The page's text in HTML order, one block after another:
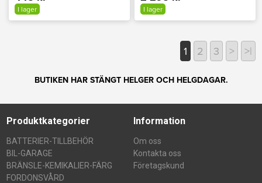
I lager I lager
1 2 3 > >|
BUTIKEN HAR STÄNGT HELGER OCH HELGDAGAR.
Produktkategorier
BATTERIER-TILLBEHÖR
BIL-GARAGE
BRÄNSLE-KEMIKALIER-FÄRG
FORDONSVÅRD
Information
Om oss
Kontakta oss
Företagskund